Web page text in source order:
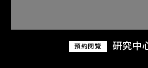
預約閱覽 研究中
關於M+藏品
探索世界頂級的二十及二十